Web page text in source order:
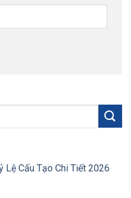
Lệ Cấu Tạo Chi Tiết 2026